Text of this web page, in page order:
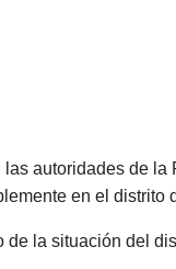
autoridades de
en el distrito
la situación del